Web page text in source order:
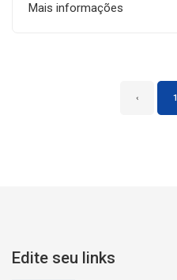
Mais informações
‹ 1
Edite seu links